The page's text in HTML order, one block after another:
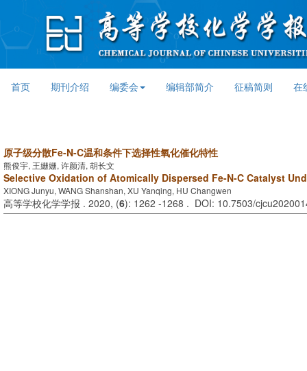
首页 期刊介绍 编委会 编辑部简介 征稿简则 在
原子级分散Fe-N-C温和条件下选择性氧化催化特性
熊俊宇, 王姗姗, 许颜清, 胡长文
Selective Oxidation of Atomically Dispersed Fe-N-C Catalyst
XIONG Junyu, WANG Shanshan, XU Yanqing, HU Changwen
高等学校化学学报 . 2020, (6): 1262 -1268 . DOI: 10.7503/